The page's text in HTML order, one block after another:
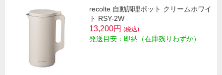
recolte 自動調理ポット クリームホワイ
ト RSY-2W
13,200円 (税込)
発送目安：即納（在庫残りわずか）